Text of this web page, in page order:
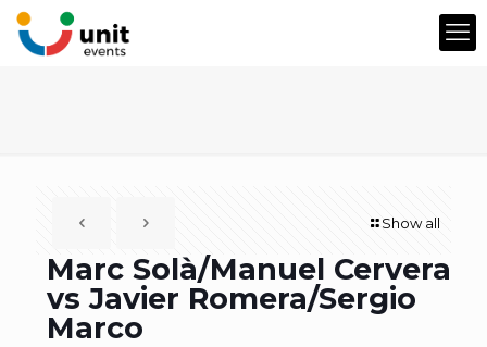
Show all
Marc Solà/Manuel Cervera
vs Javier Romera/Sergio
Marco